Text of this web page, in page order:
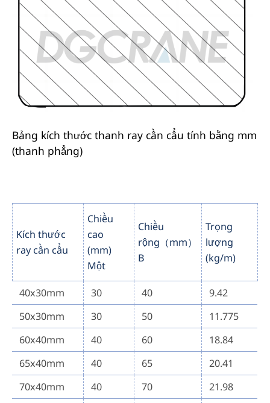
Bảng kích thước thanh ray cần cẩu tính bằng mm
(thanh phẳng)
Kích thước
ray cần cẩu
Chiều
cao
(mm)
Một
Chiều
rộng（mm）
B
Trọng
lượng
(kg/m)
40x30mm 30 40
9.42
50x30mm
30 50
11.775
60x40mm
40 60
18.84
65x40mm
40 65
20.41
70x40mm
40 70
21.98